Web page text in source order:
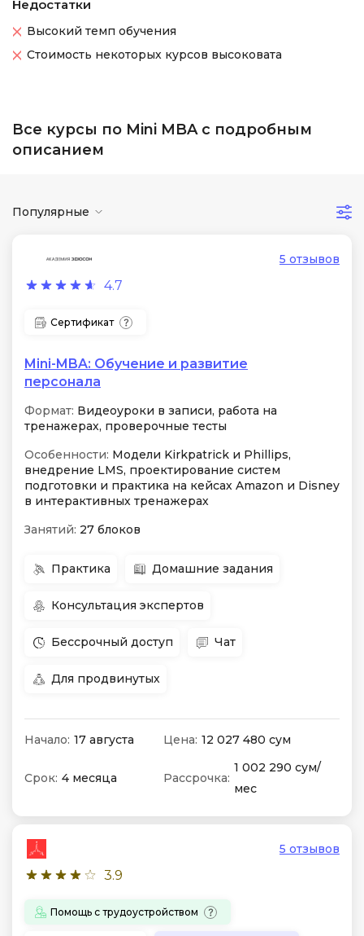
Недостатки
Высокий темп обучения
Стоимость некоторых курсов высоковата
Все курсы по Mini MBA с подробным
описанием
Популярные
4.7
5 отзывов
Сертификат
Mini-MBA: Обучение и развитие
персонала
Формат: Видеоуроки в записи, работа на
тренажерах, проверочные тесты
Особенности: Модели Kirkpatrick и Phillips,
внедрение LMS, проектирование систем
подготовки и практика на кейсах Amazon и Disney
в интерактивных тренажерах
Занятий: 27 блоков
Практика Домашние задания
Консультация экспертов
Бессрочный доступ Чат
Для продвинутых
Начало: 17 августа Цена: 12 027 480 сум
Срок: 4 месяца Рассрочка:
1 002 290 сум/
мес
3.9
5 отзывов
Помощь с трудоустройством